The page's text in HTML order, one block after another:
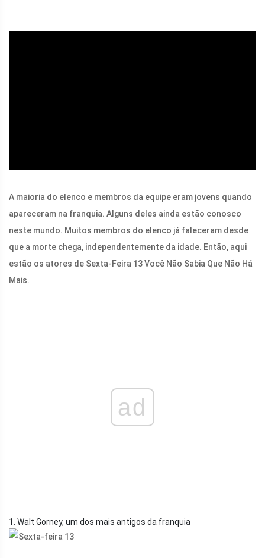
A maioria do elenco e membros da equipe eram jovens quando
apareceram na franquia. Alguns deles ainda estão conosco
neste mundo. Muitos membros do elenco já faleceram desde
que a morte chega, independentemente da idade. Então, aqui
estão os atores de Sexta-Feira 13 Você Não Sabia Que Não Há
Mais.
ad
1. Walt Gorney, um dos mais antigos da franquia